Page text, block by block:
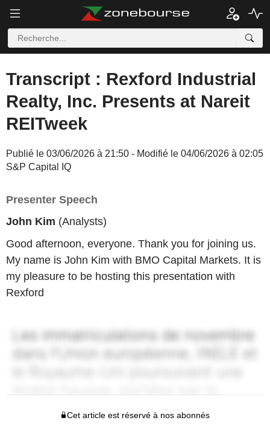
Transcript : Rexford Industrial
Realty, Inc. Presents at Nareit
REITweek
Publié le 03/06/2026 à 21:50 - Modifié le 04/06/2026 à 02:05
S&P Capital IQ
Presenter Speech
John Kim (Analysts)
Good afternoon, everyone. Thank you for joining us.
My name is John Kim with BMO Capital Markets. It is
my pleasure to be hosting this presentation with
Rexford
Cet article est réservé à nos abonnés